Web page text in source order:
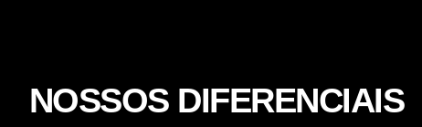
NOSSOS DIFERENCIAIS